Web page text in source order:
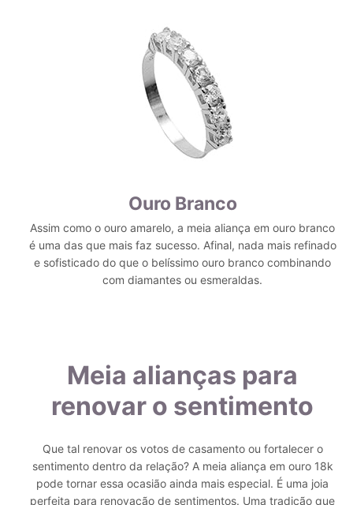
Ouro Branco
Assim como o ouro amarelo, a meia aliança em ouro branco
é uma das que mais faz sucesso. Afinal, nada mais refinado
e sofisticado do que o belíssimo ouro branco combinando
com diamantes ou esmeraldas.
Meia alianças para
renovar o sentimento
Que tal renovar os votos de casamento ou fortalecer o
sentimento dentro da relação? A meia aliança em ouro 18k
pode tornar essa ocasião ainda mais especial. É uma joia
perfeita para renovação de sentimentos. Uma tradição que